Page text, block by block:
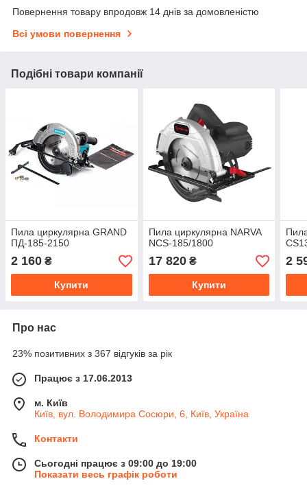
Повернення товару впродовж 14 днів за домовленістю
Всі умови повернення
Подібні товари компанії
Пила циркулярна GRAND
ПД-185-2150
2 160 ₴
Купити
Пила циркулярна NARVA
NCS-185/1800
17 820₴
Купити
2
Про нас
23% позитивних з 367 відгуків за рік
Працює з 17.06.2013
м. Київ
Київ, вул. Володимира Сосюри, 6, Київ, Україна
Контакти
Сьогодні працює з 09:00 до 19:00
Показати весь графік роботи